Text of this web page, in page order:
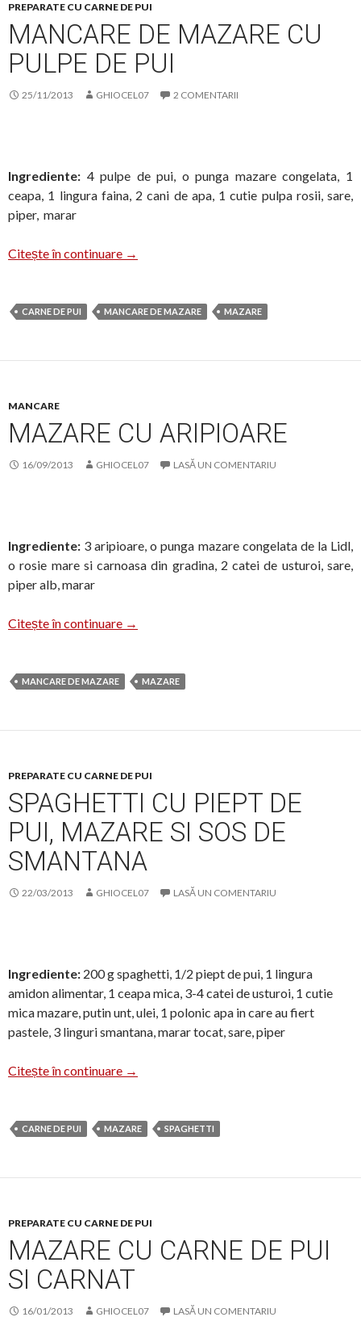
PREPARATE CU CARNE DE PUI
MANCARE DE MAZARE CU
PULPE DE PUI
25/11/2013 GHIOCEL07 2 COMENTARII
Ingrediente: 4 pulpe de pui, o punga mazare congelata, 1
ceapa, 1 lingura faina, 2 cani de apa, 1 cutie pulpa rosii, sare,
piper, marar
Citește în continuare Mancare de mazare cu pulpe de pui
→
CARNE DE PUI MANCARE DE MAZARE MAZARE
MANCARE
MAZARE CU ARIPIOARE
16/09/2013 GHIOCEL07 LASĂ UN COMENTARIU
Ingrediente: 3 aripioare, o punga mazare congelata de la Lidl,
o rosie mare si carnoasa din gradina, 2 catei de usturoi, sare,
piper alb, marar
Citește în continuare Mazare cu aripioare
→
MANCARE DE MAZARE MAZARE
PREPARATE CU CARNE DE PUI
SPAGHETTI CU PIEPT DE
PUI, MAZARE SI SOS DE
SMANTANA
22/03/2013 GHIOCEL07 LASĂ UN COMENTARIU
Ingrediente: 200 g spaghetti, 1/2 piept de pui, 1 lingura
amidon alimentar, 1 ceapa mica, 3-4 catei de usturoi, 1 cutie
mica mazare, putin unt, ulei, 1 polonic apa in care au fiert
pastele, 3 linguri smantana, marar tocat, sare, piper
Citește în continuare Spaghetti cu piept de pui, mazare si sos de
→
CARNE DE PUI MAZARE SPAGHETTI
PREPARATE CU CARNE DE PUI
MAZARE CU CARNE DE PUI
SI CARNAT
16/01/2013 GHIOCEL07 LASĂ UN COMENTARIU